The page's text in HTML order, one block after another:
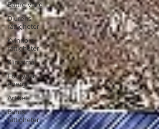
Bättre värld
Djurens
rättigheter
Kvinnors
rättigheter
Klimatmål
Förnybar
energi
Artikel
Barns
rättigheter